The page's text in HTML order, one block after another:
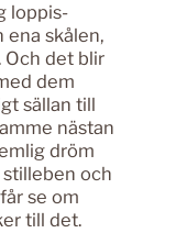
loppis-
ena skålen,
Och det blir
dem
sällan till
nästan
dröm
och
se om
till det.